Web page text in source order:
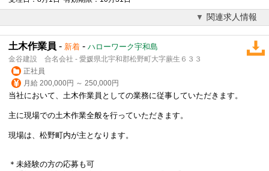
関連求人情報
土木作業員 - 新着 - ハローワーク宇和島
金谷建設 合名会社 - 愛媛県北宇和郡松野町大字蕨生６３３
正社員
月給 200,000円 ～ 250,000円
当社において、土木作業員としての業務に従事していただきます。
主に現場での土木作業全般を行っていただきます。
現場は、松野町内が主となります。
＊未経験の方の応募も可